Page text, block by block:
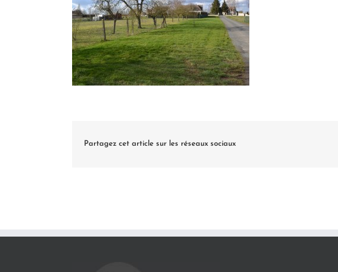
Partagez cet article sur les réseaux sociaux